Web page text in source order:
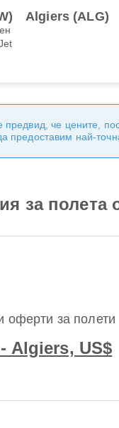
Algiers (ALG)
че цените,
предоставим най-
за полета
оферти за полети
Algiers, US$